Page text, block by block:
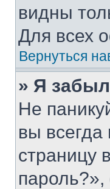
видны
Для всех
Вернуться
» Я
Не
вы
страницу